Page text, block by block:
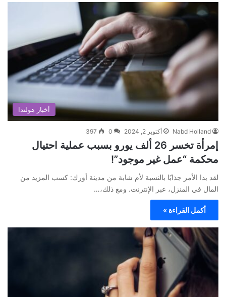
أخبار هولندا
Nabd Holland أكتوبر 2, 2024 0
397
إمرأة تخسر 26 ألف يورو بسبب عملية احتيال
محكمة “عمل غير موجود”!
لقد بدا الأمر جذابًا بالنسبة لأم شابة من مدينة أورك: كسب المزيد من
المال في المنزل، عبر الإنترنت. ومع ذلك،…
أكمل القراءة »